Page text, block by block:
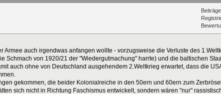
auch irgendwas anfangen wollte - vorzugsweise die Verluste des
Schmach von 1920/21 der "Wiedergutmachung" harrte) und die baltischen
auch ohne von Deutschland ausgehendem 2.Weltkrieg erwartet, dass die
gekommen, die beider Kolonialreiche in den 50ern und 60ern zum
sich nicht in Richtung Faschismus entwickelt, sondern wären "nur"